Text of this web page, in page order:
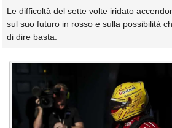
Le difficoltà del sette volte iridato
sul suo futuro in rosso e sulla possibilità
di dire basta.